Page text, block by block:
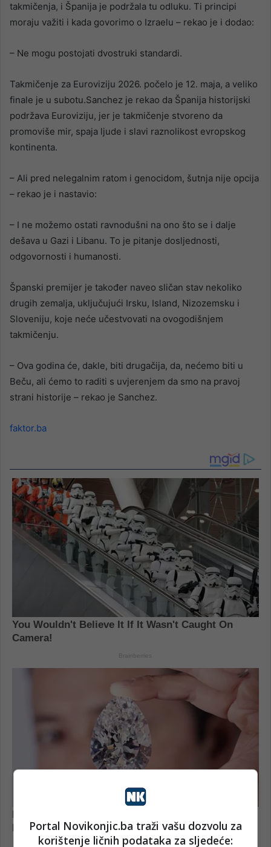
takmičenja, i Španija je podržala tu odluku. Ti principi
moraju važiti i kada govorimo o Izraelu – rekao je i dodao:
– Ne mogu postojati dvostruki standardi.
Takmičenje za Euroviziju 2026. počelo je 12. maja, a veliko
finale je u subotu.Sanchez je rekao da Španija historijski
podržava Euroviziju, jer je takmičenje stvoreno da
promoviše mir, spaja ljude i slavi raznolikost evropskog
kontinenta.
– Ali pred nelegalnim ratom i genocidom, šutnja nije opcija
– rekao je i nastavio:
– I ne možemo ostati ravnodušni na ono što se i dalje
dešava u Gazi i Libanu. To je pitanje dosljednosti,
odgovornosti i humanosti.
Španski premijer je također naveo sličan stav nekoliko
drugih zemalja, uključujući Irsku, Island, Nizozemsku i
Sloveniju, koje neće učestvovati na ovogodišnjem
takmičenju.
– Ova godina će, dakle, biti drugačija, da, nećemo biti u
Beču, ali ćemo to raditi s uvjerenjem da smo na pravoj
strani historije – rekao je Sanchez.
faktor.ba
Portal Novikonjic.ba traži vašu dozvolu za
korištenje ličnih podataka za sljedeće: